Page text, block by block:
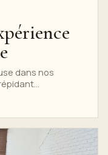
dans nos